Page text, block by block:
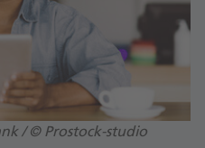
/ © Prostock-studio